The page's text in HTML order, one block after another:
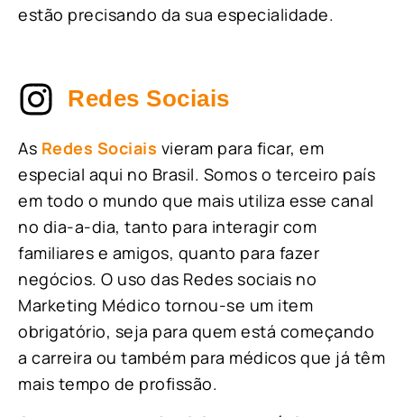
estão precisando da sua especialidade.
Redes Sociais
As Redes Sociais vieram para ficar, em
especial aqui no Brasil. Somos o terceiro país
em todo o mundo que mais utiliza esse canal
no dia-a-dia, tanto para interagir com
familiares e amigos, quanto para fazer
negócios. O uso das Redes sociais no
Marketing Médico tornou-se um item
obrigatório, seja para quem está começando
a carreira ou também para médicos que já têm
mais tempo de profissão.